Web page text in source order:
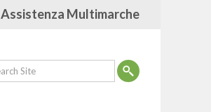
Assistenza Multimarche